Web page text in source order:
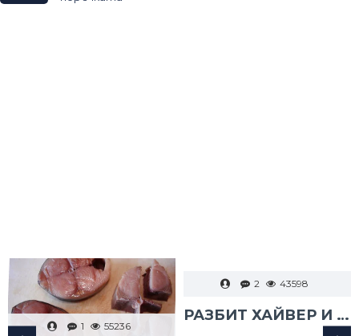
1 55236
2 43598
РАЗБИТ ХАЙВЕР И ТАРАМА